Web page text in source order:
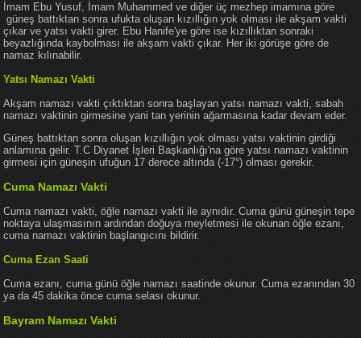
İmam Ebu Yusuf, İmam Muhammed ve diğer üç mezhep imamına göre
güneş battıktan sonra ufukta oluşan kızıllığın yok olması ile akşam vakti
çıkar ve yatsı vakti girer. Ebu Hanife'ye göre ise kızıllıktan sonraki
beyazlığında kaybolması ile akşam vakti çıkar. Her iki görüşe göre de
namaz kılınabilir.
Yatsı Namazı Vakti
Akşam namazı vakti çıktıktan sonra başlayan yatsı namazı vakti, sabah
namazı vaktinin girmesine yani tan yerinin ağarmasına kadar devam eder.
Güneş battıktan sonra oluşan kızıllığın yok olması yatsı vaktinin girdiği
anlamına gelir. T.C Diyanet İşleri Başkanlığı'na göre yatsı namazı vaktinin
girmesi için güneşin ufuğun 17 derece altında (-17°) olması gerekir.
Cuma Namazı Vakti
Cuma namazı vakti, öğle namazı vakti ile aynıdır. Cuma günü güneşin tepe
noktaya ulaşmasının ardından doğuya meyletmesi ile okunan öğle ezanı,
cuma namazı vaktinin başlangıcını bildirir.
Cuma Ezan Saati
Cuma ezanı, cuma günü öğle namazı saatinde okunur. Cuma ezanından 30
ya da 45 dakika önce cuma selası okunur.
Bayram Namazı Vakti